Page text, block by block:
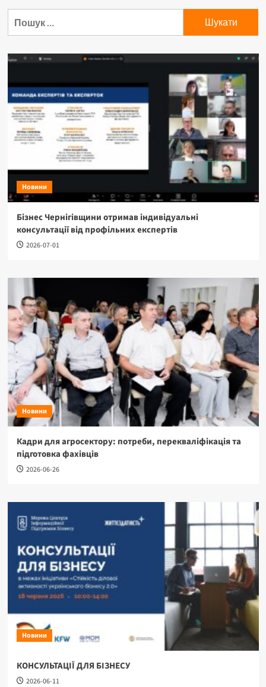
Новини
Бізнес Чернігівщини отримав індивідуальні
консультації від профільних експертів
2026-07-01
Новини
Кадри для агросектору: потреби, перекваліфікація та
підготовка фахівців
2026-06-26
Новини
КОНСУЛЬТАЦІЇ ДЛЯ БІЗНЕСУ
2026-06-11